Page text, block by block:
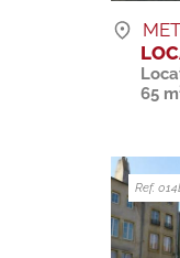
65
Ref.